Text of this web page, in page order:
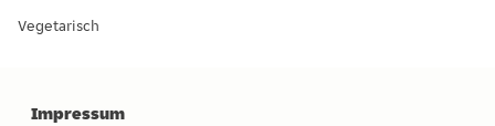
Vegetarisch
Impressum